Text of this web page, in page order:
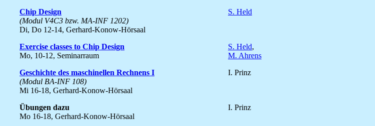
Chip Design
(Modul V4C3 bzw. MA-INF 1202)
Di, Do 12-14, Gerhard-Konow-Hörsaal
S. Held
Exercise classes to Chip Design
Mo, 10-12, Seminarraum
S. Held,
M. Ahrens
Geschichte des maschinellen Rechnens I
(Modul BA-INF 108)
Mi 16-18, Gerhard-Konow-Hörsaal
I. Prinz
Übungen dazu
Mo 16-18, Gerhard-Konow-Hörsaal
I. Prinz